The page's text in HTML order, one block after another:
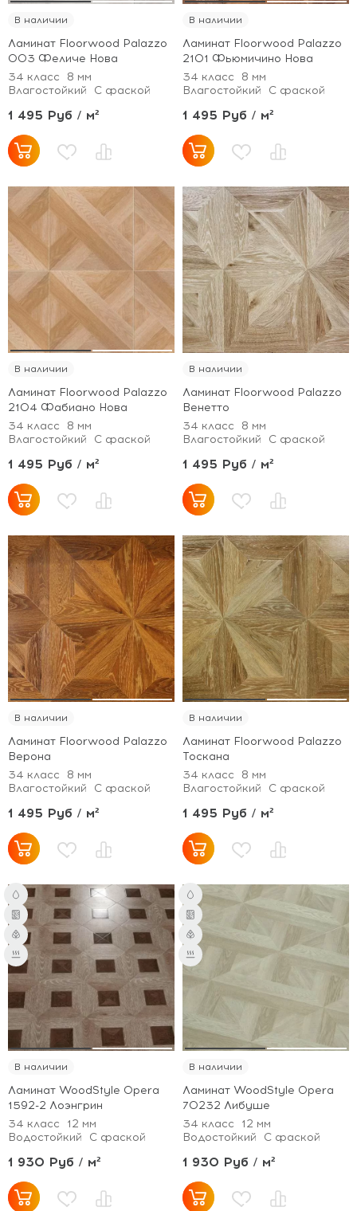
В наличии
Ламинат Floorwood Palazzo
003 Феличе Нова
34 класс
8 мм
Влагостойкий
С фаской
1 495 Руб / м²
В наличии
Ламинат Floorwood Palazzo
2101 Фьюмичино Нова
34 класс
8 мм
Влагостойкий
С фаской
1 495 Руб / м²
В наличии
Ламинат Floorwood Palazzo
2104 Фабиано Нова
34 класс
8 мм
Влагостойкий
С фаской
1 495 Руб / м²
В наличии
Ламинат Floorwood Palazzo
Венетто
34 класс
8 мм
Влагостойкий
С фаской
1 495 Руб / м²
В наличии
Ламинат Floorwood Palazzo
Верона
34 класс
8 мм
Влагостойкий
С фаской
1 495 Руб / м²
В наличии
Ламинат Floorwood Palazzo
Тоскана
34 класс
8 мм
Влагостойкий
С фаской
1 495 Руб / м²
В наличии
Ламинат WoodStyle Opera
1592-2 Лоэнгрин
34 класс
12 мм
Водостойкий
С фаской
1 930 Руб / м²
В наличии
Ламинат WoodStyle Opera
70232 Либуше
34 класс
12 мм
Водостойкий
С фаской
1 930 Руб / м²